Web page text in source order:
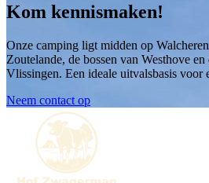
Kom kennismaken!
Onze camping ligt midden op
Zoutelande, de bossen van Westhove
Vlissingen. Een ideale uitvalsbasis voor
Neem contact op